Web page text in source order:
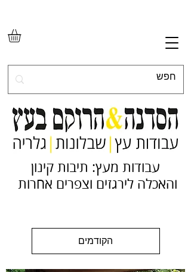
עבודות מעץ: תיבות קינון
והאכלה לירגזים וצפרים אחרות
הקודמים